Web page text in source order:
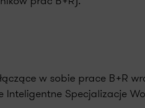
w sobie prace B+R
Specjalizacje